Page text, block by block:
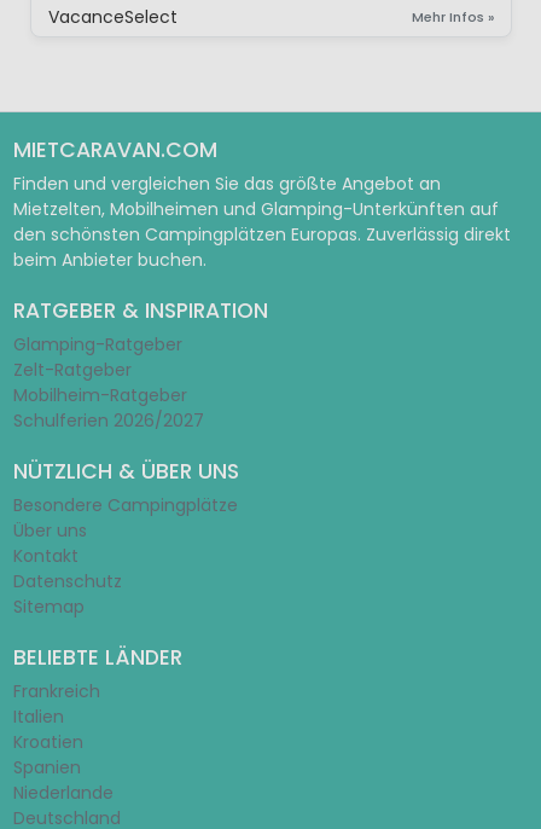
VacanceSelect Mehr Infos »
MIETCARAVAN.COM
Finden und vergleichen Sie das größte Angebot an
Mietzelten, Mobilheimen und Glamping-Unterkünften auf
den schönsten Campingplätzen Europas. Zuverlässig direkt
beim Anbieter buchen.
RATGEBER & INSPIRATION
Glamping-Ratgeber
Zelt-Ratgeber
Mobilheim-Ratgeber
Schulferien 2026/2027
NÜTZLICH & ÜBER UNS
Besondere Campingplätze
Über uns
Kontakt
Datenschutz
Sitemap
BELIEBTE LÄNDER
Frankreich
Italien
Kroatien
Spanien
Niederlande
Deutschland